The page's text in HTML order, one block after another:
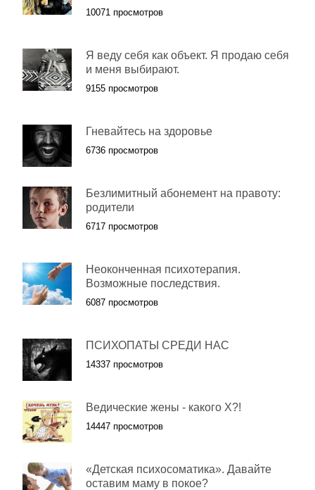
10071 просмотров
Я веду себя как объект. Я продаю себя
и меня выбирают.
9155 просмотров
Гневайтесь на здоровье
6736 просмотров
Безлимитный абонемент на правоту:
родители
6717 просмотров
Неоконченная психотерапия.
Возможные последствия.
6087 просмотров
ПСИХОПАТЫ СРЕДИ НАС
14337 просмотров
Ведические жены - какого Х?!
14447 просмотров
«Детская психосоматика». Давайте
оставим маму в покое?